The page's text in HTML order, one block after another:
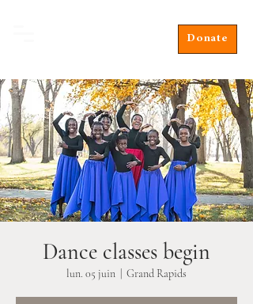
Donate
Dance classes begin
lun. 05 juin Grand Rapids